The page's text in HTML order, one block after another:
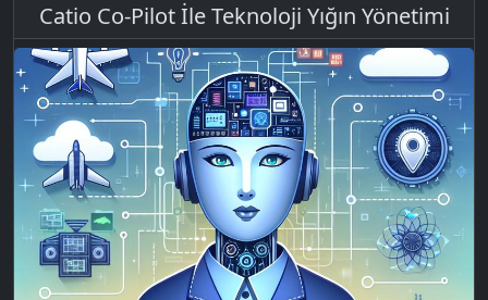
Catio Co-Pilot İle Teknoloji Yığın Yönetimi